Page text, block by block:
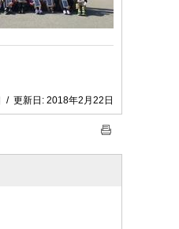
/ 更新日: 2018年2月22日